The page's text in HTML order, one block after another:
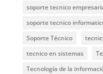
soporte tecnico
soporte tecnico
Soporte Técnico
tecnico en sistemas
Tecnología de la